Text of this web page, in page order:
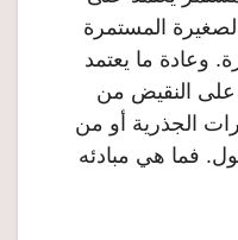
المستمرة
وعادة ما يعتمد
على النقيض من
الجذرية أو من
فما هي مبادئه